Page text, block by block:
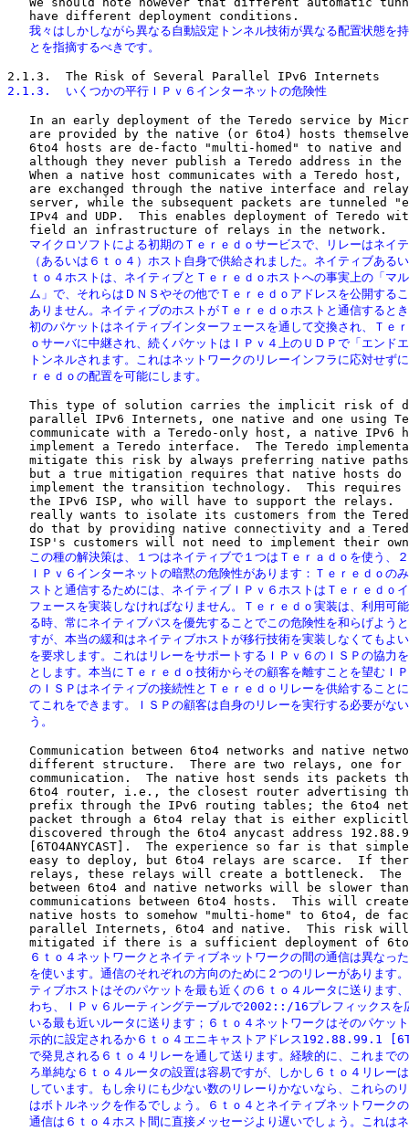
我々はしかしながら異なる自動設定トンネル技術が異なる配置状態を
   とを指摘するべきです。
2.1.3.  いくつかの平行ＩＰｖ６インターネットの危険性
In an early deployment of the Teredo service by
are provided by the native (or 6to4) hosts
6to4 hosts are de-facto "multi-homed" to native and
although they never publish a Teredo address in the
When a native host communicates with a Teredo host,
are exchanged through the native interface and
server, while the subsequent packets are tunneled
IPv4 and UDP.  This enables deployment of Teredo
マイクロソフトによる初期のＴｅｒｅｄｏサービスで、リレーはネイ
（あるいは６ｔｏ４）ホスト自身で供給されました。ネイティブある
ｔｏ４ホストは、ネイティブとＴｅｒｅｄｏホストへの事実上の「マ
ム」で、それらはＤＮＳやその他でＴｅｒｅｄｏアドレスを公開する
ありません。ネイティブのホストがＴｅｒｅｄｏホストと通信すると
初のパケットはネイティブインターフェースを通して交換され、Ｔｅ
ｏサーバに中継され、続くパケットはＩＰｖ４上のＵＤＰで「エンド
トンネルされます。これはネットワークのリレーインフラに応対せず
   ｒｅｄｏの配置を可能にします。
This type of solution carries the implicit risk of
parallel IPv6 Internets, one native and one using
communicate with a Teredo-only host, a native IPv6
implement a Teredo interface.  The Teredo
mitigate this risk by always preferring native
but a true mitigation requires that native hosts do
implement the transition technology.  This requires
the IPv6 ISP, who will have to support the relays.
really wants to isolate its customers from the
do that by providing native connectivity and a
この種の解決策は、１つはネイティブで１つはＴｅｒａｄｏを使う、
ＩＰｖ６インターネットの暗黙の危険性があります：Ｔｅｒｅｄｏの
ストと通信するためには、ネイティブＩＰｖ６ホストはＴｅｒｅｄｏ
フェースを実装しなければなりません。Ｔｅｒｅｄｏ実装は、利用可
る時、常にネイティブパスを優先することでこの危険性を和らげよう
すが、本当の緩和はネイティブホストが移行技術を実装しなくてもよ
を要求します。これはリレーをサポートするＩＰｖ６のＩＳＰの協力
とします。本当にＴｅｒｅｄｏ技術からその顧客を離すことを望むＩ
のＩＳＰはネイティブの接続性とＴｅｒｅｄｏリレーを供給すること
てこれをできます。ＩＳＰの顧客は自身のリレーを実行する必要がな
   う。
Communication between 6to4 networks and native
different structure.  There are two relays, one for
communication.  The native host sends its packets
6to4 router, i.e., the closest router advertising
prefix through the IPv6 routing tables; the 6to4
packet through a 6to4 relay that is either
discovered through the 6to4 anycast address
[6TO4ANYCAST].  The experience so far is that
easy to deploy, but 6to4 relays are scarce.  If
relays, these relays will create a bottleneck.  The
between 6to4 and native networks will be slower
communications between 6to4 hosts.  This will
native hosts to somehow "multi-home" to 6to4, de
parallel Internets, 6to4 and native.  This risk
６ｔｏ４ネットワークとネイティブネットワークの間の通信は異なっ
を使います。通信のそれぞれの方向のために２つのリレーがあります
ティブホストはそのパケットを最も近くの６ｔｏ４ルータに送ります
わち、ＩＰｖ６ルーティングテーブルで2002::/16プレフィックスを
いる最も近いルータに送ります；６ｔｏ４ネットワークはそのパケッ
示的に設定されるか６ｔｏ４エニキャストアドレス192.88.99.1
で発見される６ｔｏ４リレーを通して送ります。経験的に、これまで
ろ単純な６ｔｏ４ルータの設置は容易ですが、しかし６ｔｏ４リレー
しています。もし余りにも少ない数のリレーりかないなら、これらの
はボトルネックを作るでしょう。６ｔｏ４とネイティブネットワーク
通信は６ｔｏ４ホスト間に直接メッセージより遅いでしょう。これは